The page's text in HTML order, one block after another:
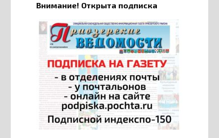
Внимание! Открыта подписка